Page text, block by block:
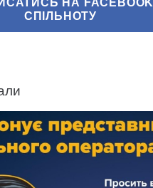
НА FACEBOOK
СПІЛЬНОТУ